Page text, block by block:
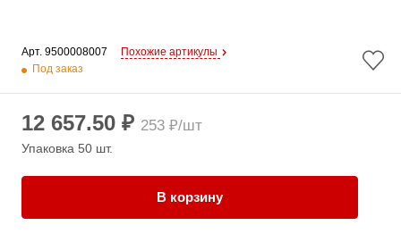
Арт. 9500008007
Похожие артикулы
Под заказ
12 657.50 ₽ 253 ₽/шт
Упаковка 50 шт.
В корзину